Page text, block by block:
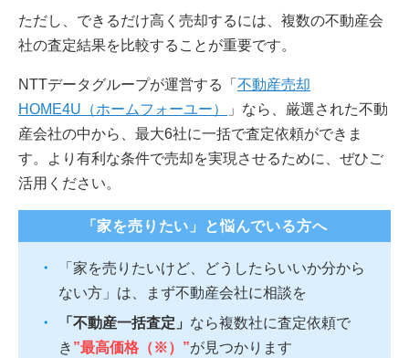
ただし、できるだけ高く売却するには、複数の不動産会
社の査定結果を比較することが重要です。
NTTデータグループが運営する「 不動産売却
HOME4U（ホームフォーユー）
」なら、厳選された不動
産会社の中から、最大6社に一括で査定依頼ができま
す。より有利な条件で売却を実現させるために、ぜひご
活用ください。
「家を売りたい」と悩んでいる方へ
「家を売りたいけど、どうしたらいいか分から
ない方」は、まず不動産会社に相談を
「不動産一括査定」 なら複数社に査定依頼で
き ”最高価格（※）”が見つかります